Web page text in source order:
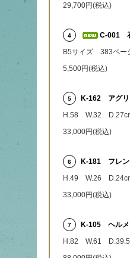
29,700円(税込)
4
C-001
B5サイズ 383ペー
5,500円(税込)
5
K-162 アグリ
H.58 W.32
33,000円(税込)
6
K-181 フレン
H.49 W.26
33,000円(税込)
7
K-105 ヘルメ
H.82 W.61